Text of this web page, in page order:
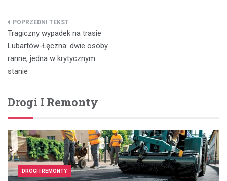
Nawigacja
wpisu
Tragiczny wypadek na trasie
Lubartów-Łęczna: dwie osoby
ranne, jedna w krytycznym
stanie
Drogi I Remonty
DROGI I REMONTY